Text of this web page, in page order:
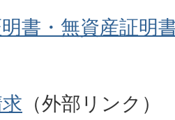
書・無資産証明
（外部リンク）